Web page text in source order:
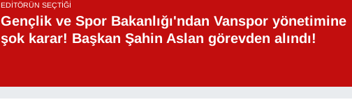
EDITÖRÜN SEÇTIĞI
Gençlik ve Spor Bakanlığı'ndan Vanspor yönetimine
şok karar! Başkan Şahin Aslan görevden alındı!